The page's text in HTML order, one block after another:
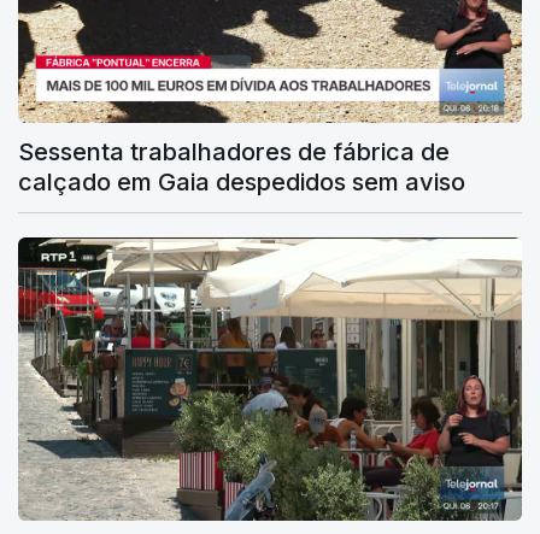
Sessenta trabalhadores de fábrica de
calçado em Gaia despedidos sem aviso